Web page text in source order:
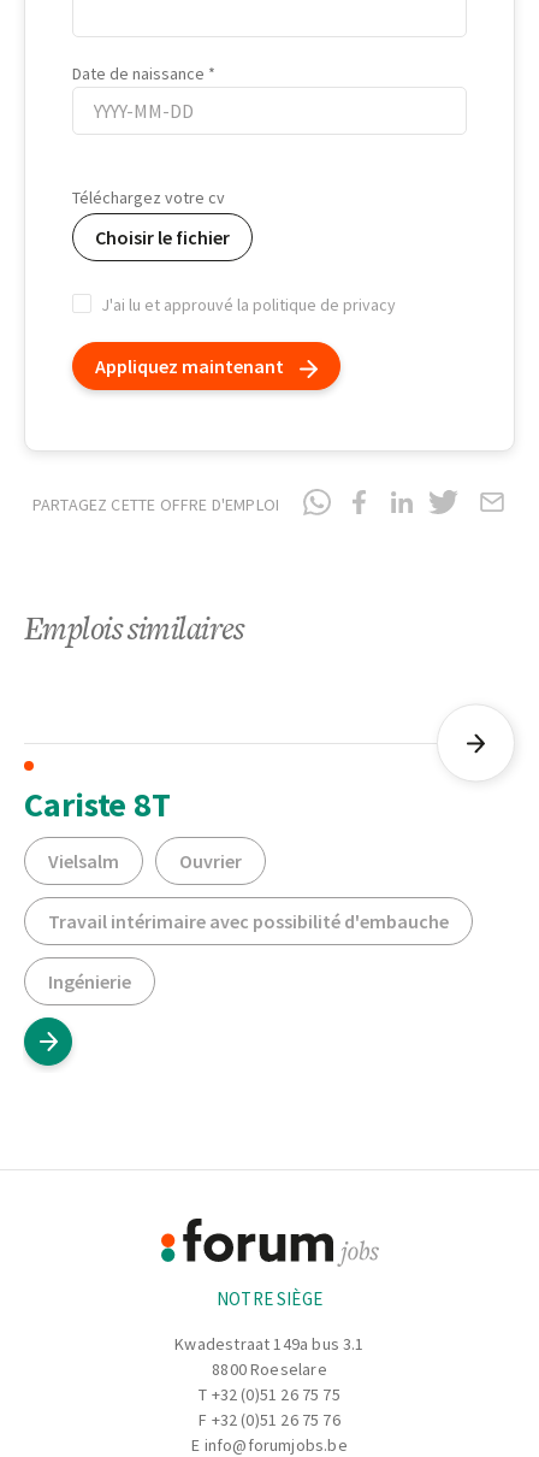
Date de naissance
de
naissance
Téléchargez votre cv
Choisir le fichier
J'ai lu et approuvé la politique de privacy
Appliquez maintenant
PARTAGEZ CETTE OFFRE D'EMPLOI
Emplois similaires
Cariste 8T
Vielsalm Ouvrier
Travail intérimaire avec possibilité d'embauche
Ingénierie
NOTRE SIÈGE
Kwadestraat 149a bus 3.1
8800 Roeselare
T +32 (0)51 26 75 75
F +32 (0)51 26 75 76
E info@forumjobs.be